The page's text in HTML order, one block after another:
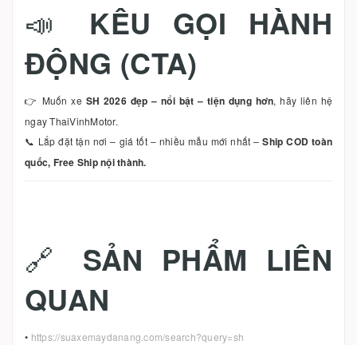
📣 KÊU GỌI HÀNH
ĐỘNG (CTA)
👉 Muốn xe SH 2026 đẹp – nổi bật – tiện dụng hơn, hãy liên hệ
ngay ThaiVinhMotor.
📞 Lắp đặt tận nơi – giá tốt – nhiều mẫu mới nhất –Ship COD toàn
quốc, Free Ship nội thành.
🔗 SẢN PHẨM LIÊN
QUAN
• https://suaxemaydanang.com/search?query=sh